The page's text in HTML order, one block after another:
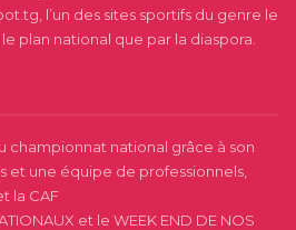
l’un des sites sportifs du genre le
le plan national que par la diaspora.
championnat national grâce à son
et une équipe de professionnels,
la CAF
et le WEEK END DE NOS